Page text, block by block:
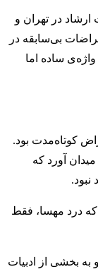
در تهران و
بی‌سابقه در
واژه‌ی ساده اما
کوتاه‌مدت بود.
میدان آورد که
درد مهسا، فقط
به بخشی از ادبیات